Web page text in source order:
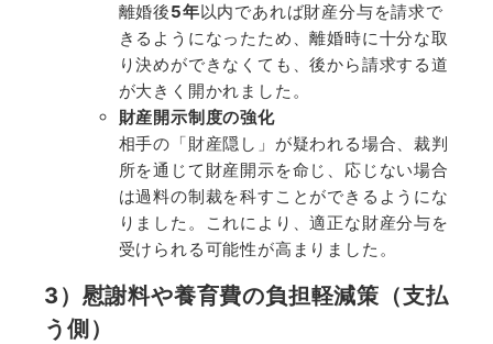
離婚後5年以内であれば財産分与を請求で
きるようになったため、離婚時に十分な取
り決めができなくても、後から請求する道
が大きく開かれました。
財産開示制度の強化
相手の「財産隠し」が疑われる場合、裁判
所を通じて財産開示を命じ、応じない場合
は過料の制裁を科すことができるようにな
りました。これにより、適正な財産分与を
受けられる可能性が高まりました。
3 ）慰謝料や養育費の負担軽減策（支払
う側）